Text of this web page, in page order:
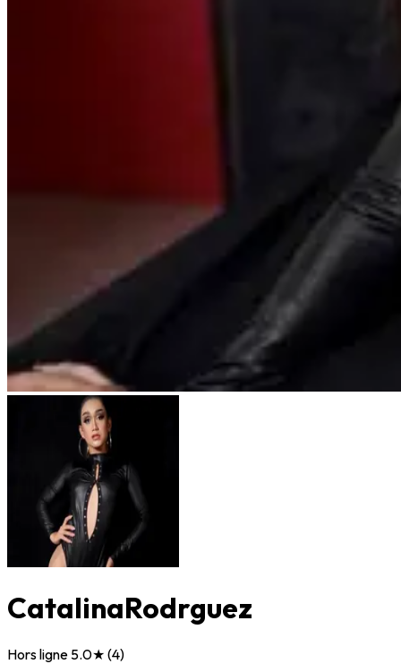
CatalinaRodrguez
Hors ligne 5.0★ (4)